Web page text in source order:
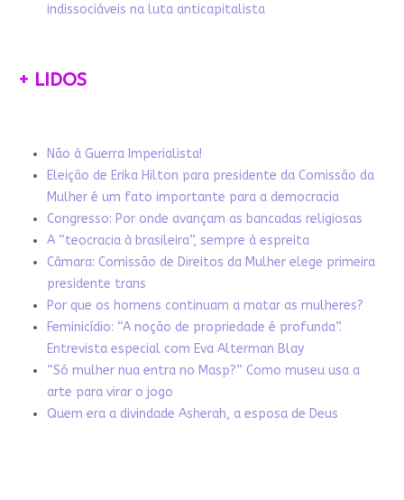
indissociáveis na luta anticapitalista
+ LIDOS
Não à Guerra Imperialista!
Eleição de Erika Hilton para presidente da Comissão da
Mulher é um fato importante para a democracia
Congresso: Por onde avançam as bancadas religiosas
A “teocracia à brasileira”, sempre à espreita
Câmara: Comissão de Direitos da Mulher elege primeira
presidente trans
Por que os homens continuam a matar as mulheres?
Feminicídio: “A noção de propriedade é profunda”.
Entrevista especial com Eva Alterman Blay
“Só mulher nua entra no Masp?” Como museu usa a
arte para virar o jogo
Quem era a divindade Asherah, a esposa de Deus